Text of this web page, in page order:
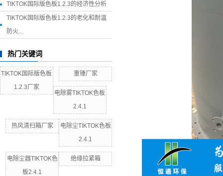
TIKTOK国际版色板1.2.3的经济性分析
TIKTOK国际版色板1.2.3的老化和耐温
防火...
热门关键词
TIKTOK国际版色板
1.2.3厂家
重锤厂家
电除雾TIKTOK色板
2.4.1
热风清扫箱厂家
电除尘TIKTOK色板
2.4.1
电除尘器TIKTOK色
板2.4.1
绝缘拉紧箱